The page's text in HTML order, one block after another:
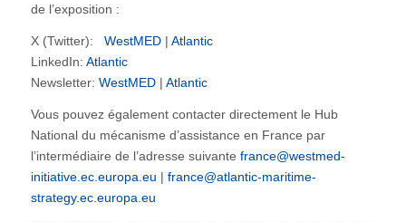
de l’exposition :
X (Twitter): WestMED| Atlantic
LinkedIn: Atlantic
Newsletter: WestMED| Atlantic
Vous pouvez également contacter directement le Hub
National du mécanisme d’assistance en France par
l’intermédiaire de l’adresse suivante france@westmed-
initiative.ec.europa.eu | france@atlantic-maritime-
strategy.ec.europa.eu